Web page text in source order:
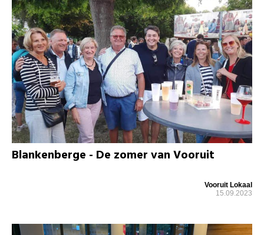
Blankenberge - De zomer van Vooruit
Vooruit Lokaal
15.09.2023